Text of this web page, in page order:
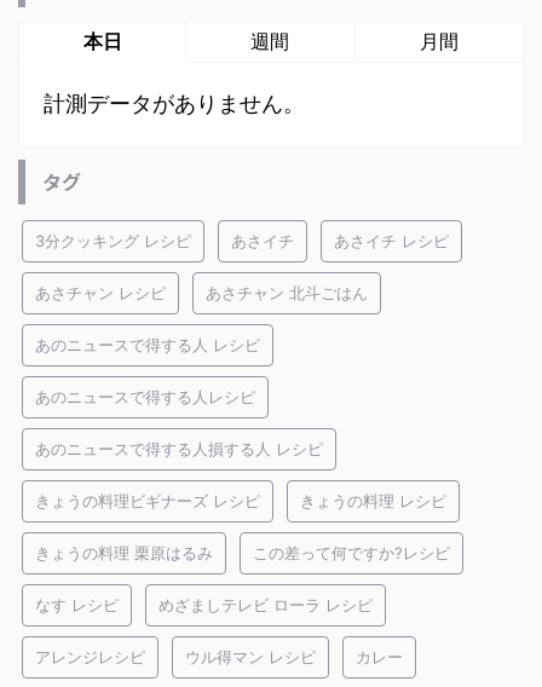
本日 週間 月間
計測データがありません。
タグ
3分クッキング レシピ あさイチ あさイチ レシピ
あさチャン レシピ あさチャン 北斗ごはん
あのニュースで得する人 レシピ
あのニュースで得する人レシピ
あのニュースで得する人損する人 レシピ
きょうの料理ビギナーズ レシピ きょうの料理 レシピ
きょうの料理 栗原はるみ この差って何ですか?レシピ
なす レシピ めざましテレビ ローラ レシピ
アレンジレシピ ウル得マン レシピ カレー